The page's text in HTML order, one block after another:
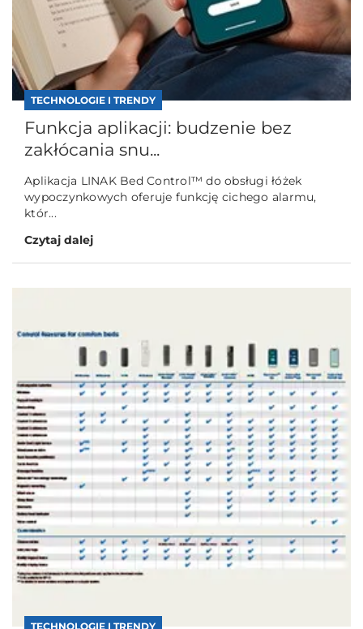
TECHNOLOGIE I TRENDY
Funkcja aplikacji: budzenie bez
zakłócania snu...
Aplikacja LINAK Bed Control™ do obsługi łóżek
wypoczynkowych oferuje funkcję cichego alarmu,
któr...
Czytaj dalej
TECHNOLOGIE I TRENDY